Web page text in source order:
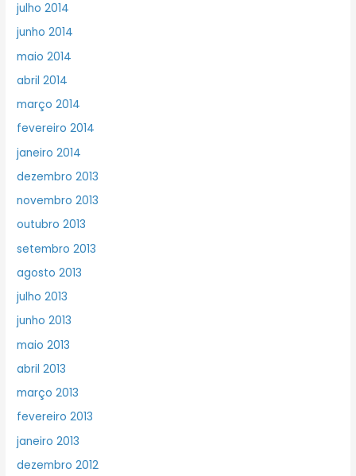
julho 2014
junho 2014
maio 2014
abril 2014
março 2014
fevereiro 2014
janeiro 2014
dezembro 2013
novembro 2013
outubro 2013
setembro 2013
agosto 2013
julho 2013
junho 2013
maio 2013
abril 2013
março 2013
fevereiro 2013
janeiro 2013
dezembro 2012